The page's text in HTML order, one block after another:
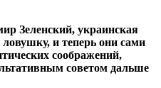
Зеленский, украинская
и теперь они сами
соображений,
советом дальше